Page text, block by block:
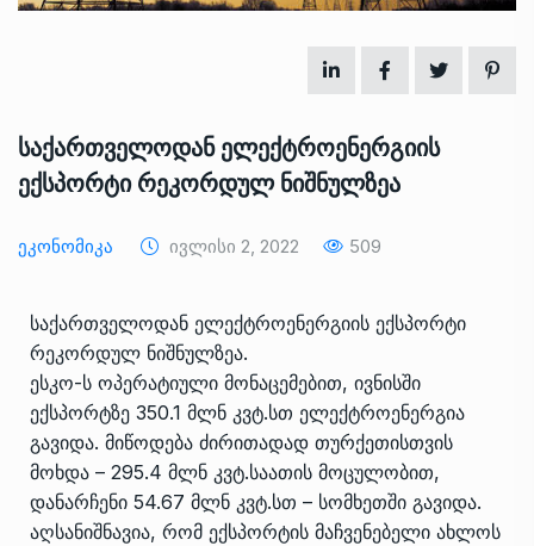
საქართველოდან ელექტროენერგიის
ექსპორტი რეკორდულ ნიშნულზეა
Ეკონომიკა Ივლისი 2, 2022 509
საქართველოდან ელექტროენერგიის ექსპორტი
რეკორდულ ნიშნულზეა.
ესკო-ს ოპერატიული მონაცემებით, ივნისში
ექსპორტზე 350.1 მლნ კვტ.სთ ელექტროენერგია
გავიდა. მიწოდება ძირითადად თურქეთისთვის
მოხდა – 295.4 მლნ კვტ.საათის მოცულობით,
დანარჩენი 54.67 მლნ კვტ.სთ – სომხეთში გავიდა.
აღსანიშნავია, რომ ექსპორტის მაჩვენებელი ახლოს